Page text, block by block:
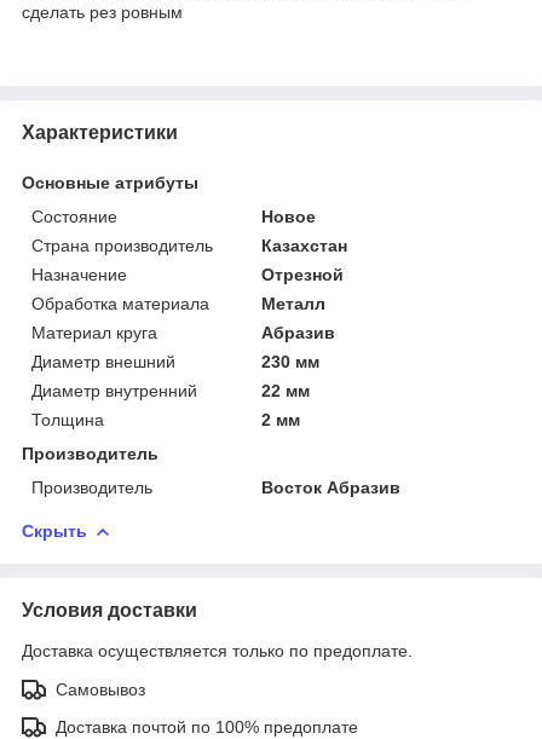
сделать рез ровным
Характеристики
Основные атрибуты
Состояние
Новое
Страна производитель
Казахстан
Назначение
Отрезной
Обработка материала
Металл
Материал круга
Абразив
Диаметр внешний
230 мм
Диаметр внутренний
22 мм
Толщина
2 мм
Производитель
Производитель
Восток Абразив
Скрыть
Условия доставки
Доставка осуществляется только по предоплате.
Самовывоз
Доставка почтой по 100% предоплате